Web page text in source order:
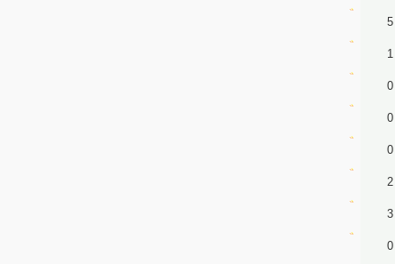
5
1
0
0
0
2
3
0